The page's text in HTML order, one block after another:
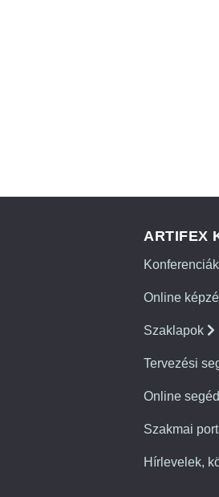
ARTIFEX
Konferenciák
Online
Szaklapok
Tervezési
Online
Szakmai
Hírlevelek,